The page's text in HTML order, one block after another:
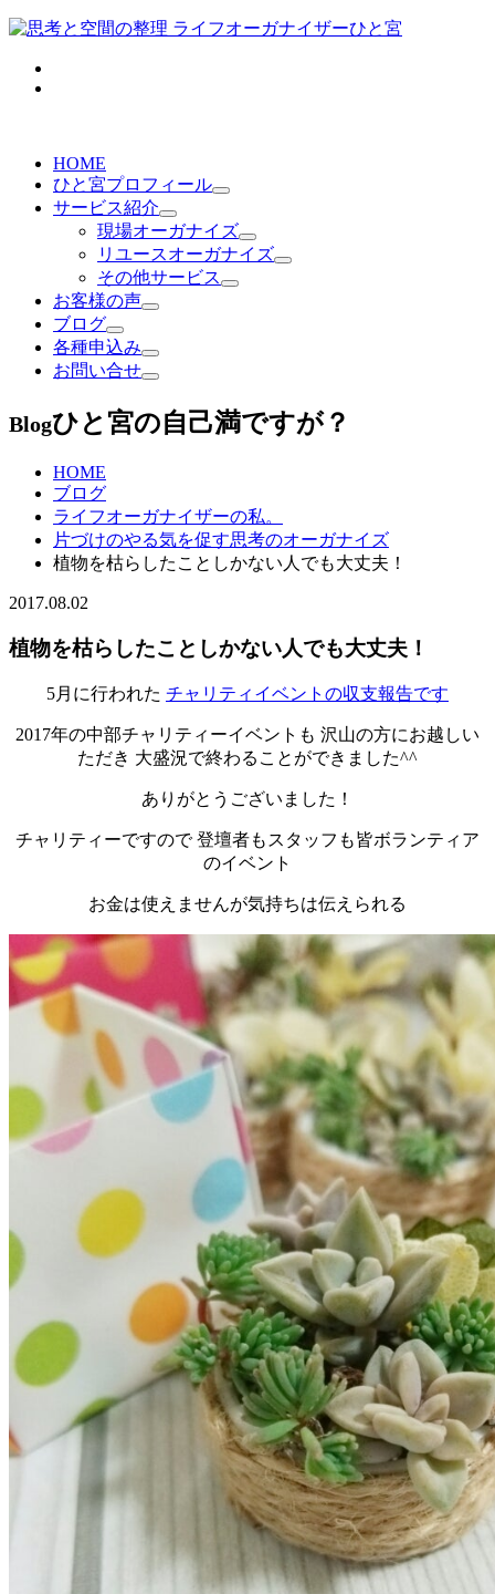
HOME
ひと宮プロフィール
サービス紹介
現場オーガナイズ
リユースオーガナイズ
その他サービス
お客様の声
ブログ
各種申込み
お問い合せ
Blogひと宮の自己満ですが？
HOME
ブログ
ライフオーガナイザーの私。
片づけのやる気を促す思考のオーガナイズ
植物を枯らしたことしかない人でも大丈夫！
2017.08.02
植物を枯らしたことしかない人でも大丈夫！
5月に行われた チャリティイベントの収支報告です
2017年の中部チャリティーイベントも 沢山の方にお越しい
ただき 大盛況で終わることができました^^
ありがとうございました！
チャリティーですので 登壇者もスタッフも皆ボランティア
のイベント
お金は使えませんが気持ちは伝えられる